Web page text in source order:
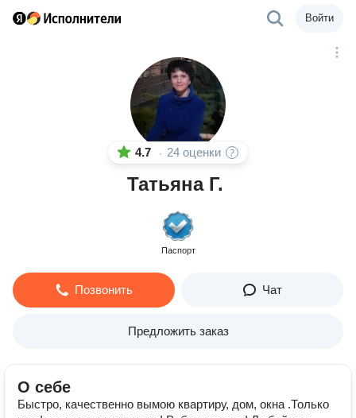
Войти
4.7 · 24 оценки
Татьяна Г.
Паспорт
Позвонить Чат
Предложить заказ
О себе
Быстро, качественно вымою квартиру, дом, окна .Только